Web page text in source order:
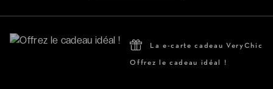
La e-carte cadeau VeryChic
Offrez le cadeau idéal !